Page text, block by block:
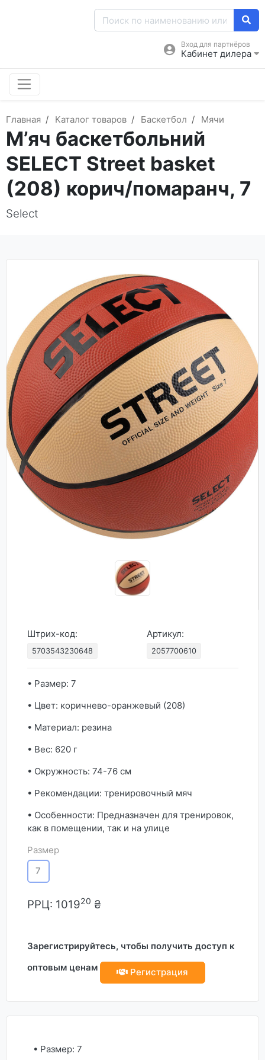
Вход для партнёров
Кабинет дилера
Главная Каталог товаров Баскетбол Мячи
М’яч баскетбольний
SELECT Street basket
(208) корич/помаранч, 7
Select
Штрих-код:
5703543230648
Артикул:
2057700610
• Размер: 7
• Цвет: коричнево-оранжевый (208)
• Материал: резина
• Вес: 620 г
• Окружность: 74-76 см
• Рекомендации: тренировочный мяч
• Особенности: Предназначен для тренировок,
как в помещении, так и на улице
Размер
7
РРЦ: 101920 ₴
Зарегистрируйтесь, чтобы получить доступ к
оптовым ценам
Регистрация
• Размер: 7